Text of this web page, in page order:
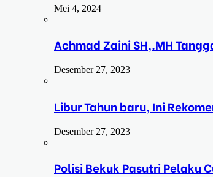
Mei 4, 2024
Achmad Zaini SH,.MH
Desember 27, 2023
Libur Tahun baru, Ini
Desember 27, 2023
Polisi Bekuk Pasutri Pelaku